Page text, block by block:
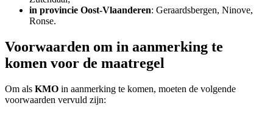
in provincie Oost-Vlaanderen: Geraardsbergen, Ninove,
Ronse.
Voorwaarden om in aanmerking te
komen voor de maatregel
Om als KMO in aanmerking te komen, moeten de volgende
voorwaarden vervuld zijn: